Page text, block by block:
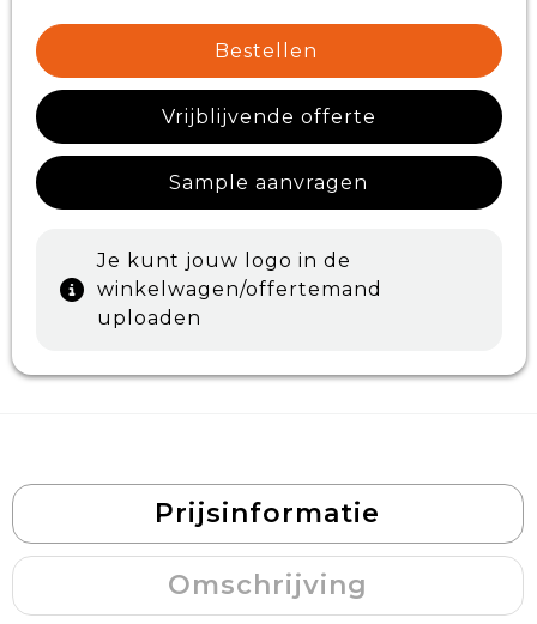
Bestellen
Vrijblijvende offerte
Sample aanvragen
Je kunt jouw logo in de
winkelwagen/offertemand
uploaden
Prijsinformatie
Omschrijving